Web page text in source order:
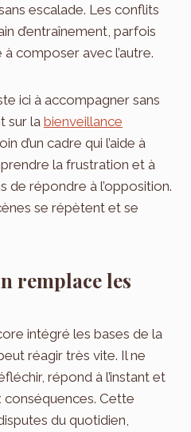
escalade. Les conflits
d’entraînement, parfois
composer avec l’autre.
ici à accompagner sans
sur labienveillance
d’un cadre qui l’aide à
la frustration et à
de répondre à l’opposition.
se répètent et se
remplace les
intégré les bases de la
réagir très vite. Il ne
répond à l’instant et
conséquences. Cette
du quotidien,